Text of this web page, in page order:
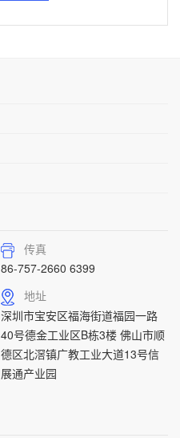
传真
86-757-2660 6399
地址
深圳市宝安区福海街道福园一路
40号德金工业区B栋3楼 佛山市顺
德区北滘镇广教工业大道13号信
展通产业园